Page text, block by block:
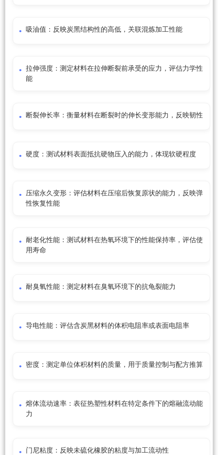
吸油值：反映炭黑结构性的高低，关联混炼加工性能
拉伸强度：测定材料在拉伸断裂前承受的应力，评估力学性
能
断裂伸长率：衡量材料在断裂时的伸长变形能力，反映韧性
硬度：测试材料表面抵抗硬物压入的能力，体现软硬程度
压缩永久变形：评估材料在压缩后恢复原状的能力，反映弹
性恢复性能
耐老化性能：测试材料在热氧环境下的性能保持率，评估使
用寿命
耐臭氧性能：测定材料在臭氧环境下的抗龟裂能力
导电性能：评估含炭黑材料的体积电阻率或表面电阻率
密度：测定单位体积材料的质量，用于质量控制与配方推算
熔体流动速率：表征热塑性材料在特定条件下的熔融流动能
力
门尼粘度：反映未硫化橡胶的粘度与加工流动性